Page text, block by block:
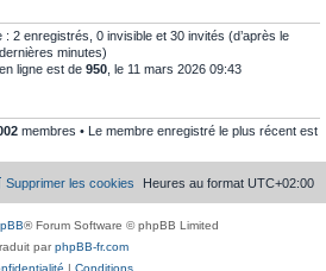
: 2 enregistrés, 0 invisible et 30 invités (d’après le
minutes)
ligne est de 950 , le 11 mars 2026 09:43
membres • Le membre enregistré le plus récent est
Heures au format UTC+02:00
Supprimer les cookies
® Forum Software © phpBB Limited
parphpBB-fr.com
| Conditions